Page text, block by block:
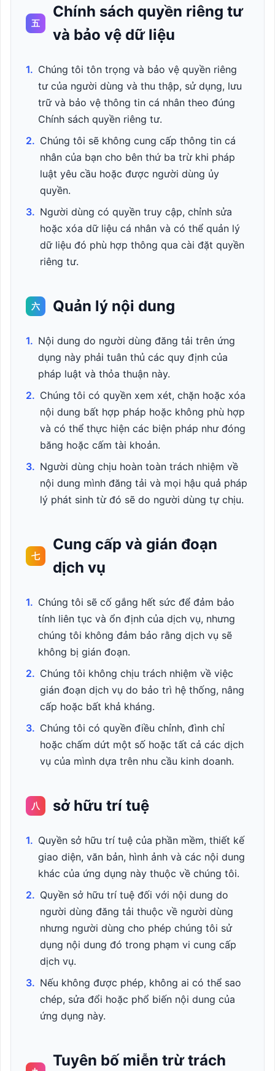
五
Chính sách quyền riêng tư
và bảo vệ dữ liệu
1. Chúng tôi tôn trọng và bảo vệ quyền riêng
tư của người dùng và thu thập, sử dụng, lưu
trữ và bảo vệ thông tin cá nhân theo đúng
Chính sách quyền riêng tư.
2. Chúng tôi sẽ không cung cấp thông tin cá
nhân của bạn cho bên thứ ba trừ khi pháp
luật yêu cầu hoặc được người dùng ủy
quyền.
3. Người dùng có quyền truy cập, chỉnh sửa
hoặc xóa dữ liệu cá nhân và có thể quản lý
dữ liệu đó phù hợp thông qua cài đặt quyền
riêng tư.
六 Quản lý nội dung
1. Nội dung do người dùng đăng tải trên ứng
dụng này phải tuân thủ các quy định của
pháp luật và thỏa thuận này.
2. Chúng tôi có quyền xem xét, chặn hoặc xóa
nội dung bất hợp pháp hoặc không phù hợp
và có thể thực hiện các biện pháp như đóng
băng hoặc cấm tài khoản.
3. Người dùng chịu hoàn toàn trách nhiệm về
nội dung mình đăng tải và mọi hậu quả pháp
lý phát sinh từ đó sẽ do người dùng tự chịu.
七
Cung cấp và gián đoạn
dịch vụ
1. Chúng tôi sẽ cố gắng hết sức để đảm bảo
tính liên tục và ổn định của dịch vụ, nhưng
chúng tôi không đảm bảo rằng dịch vụ sẽ
không bị gián đoạn.
2. Chúng tôi không chịu trách nhiệm về việc
gián đoạn dịch vụ do bảo trì hệ thống, nâng
cấp hoặc bất khả kháng.
3. Chúng tôi có quyền điều chỉnh, đình chỉ
hoặc chấm dứt một số hoặc tất cả các dịch
vụ của mình dựa trên nhu cầu kinh doanh.
八 sở hữu trí tuệ
1. Quyền sở hữu trí tuệ của phần mềm, thiết kế
giao diện, văn bản, hình ảnh và các nội dung
khác của ứng dụng này thuộc về chúng tôi.
2. Quyền sở hữu trí tuệ đối với nội dung do
người dùng đăng tải thuộc về người dùng
nhưng người dùng cho phép chúng tôi sử
dụng nội dung đó trong phạm vi cung cấp
dịch vụ.
3. Nếu không được phép, không ai có thể sao
chép, sửa đổi hoặc phổ biến nội dung của
ứng dụng này.
Tuyên bố miễn trừ trách